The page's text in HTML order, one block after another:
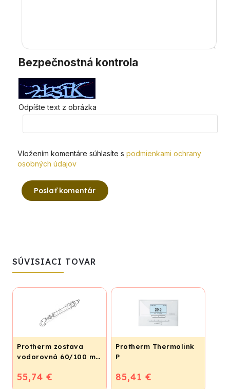
Bezpečnostná kontrola
Odpíšte text z obrázka
Vložením komentáre súhlasíte s podmienkami ochrany
osobných údajov
Poslať komentár
SÚVISIACI TOVAR
Protherm zostava
vodorovná 60/100 mm
55,74 €
Protherm Thermolink
P
85,41 €